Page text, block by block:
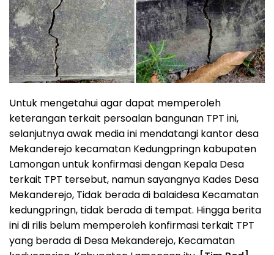
Untuk mengetahui agar dapat memperoleh
keterangan terkait persoalan bangunan TPT ini,
selanjutnya awak media ini mendatangi kantor desa
Mekanderejo kecamatan Kedungpringn kabupaten
Lamongan untuk konfirmasi dengan Kepala Desa
terkait TPT tersebut, namun sayangnya Kades Desa
Mekanderejo, Tidak berada di balaidesa Kecamatan
kedungpringn, tidak berada di tempat. Hingga berita
ini di rilis belum memperoleh konfirmasi terkait TPT
yang berada di Desa Mekanderejo, Kecamatan